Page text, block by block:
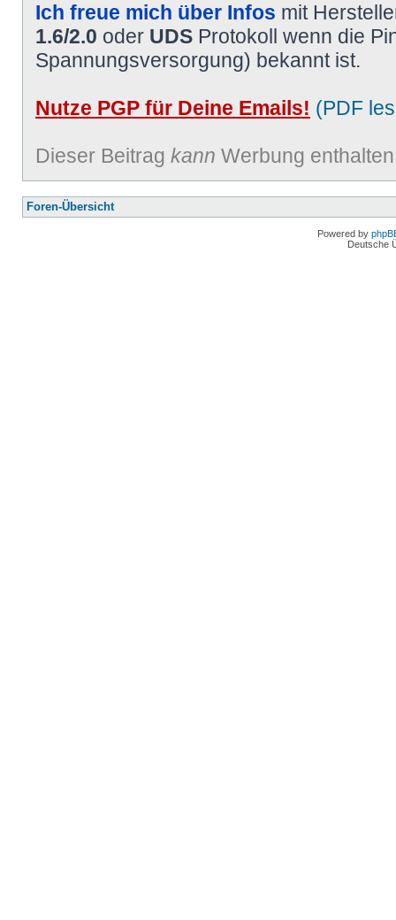
Ich freue mich über Infos mit
1.6/2.0 oder UDS Protokoll wenn die
Spannungsversorgung) bekannt ist.
Nutze PGP für Deine Emails! (PDF
Dieser Beitrag kann Werbung
Foren-Übersicht
Powered by
Deutsche